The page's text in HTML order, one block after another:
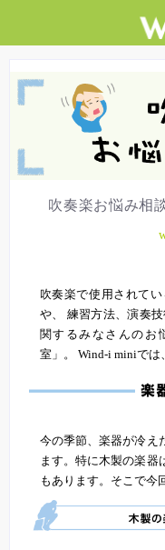
吹奏楽お悩み相
吹奏楽で使用されて
や、 練習方法、演奏
関するみなさんのお
室」。 Wind-i miniでは
今の季節、楽器が冷え
ます。特に木製の楽器
もあります。そこで今